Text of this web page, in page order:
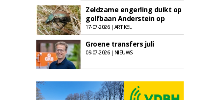
Zeldzame engerling duikt op
golfbaan Anderstein op
17-07-2026 | ARTIKEL
Groene transfers juli
09-07-2026 | NIEUWS